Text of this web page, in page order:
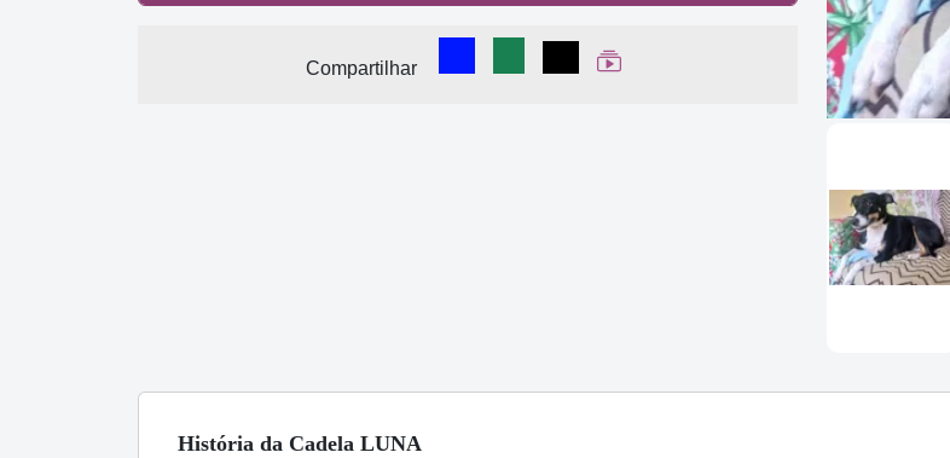
Compartilhar
Compartilhar no Facebook
Compartilhar no WhatsApp
Compartilhar
Ver Web Story
História da Cadela LUNA